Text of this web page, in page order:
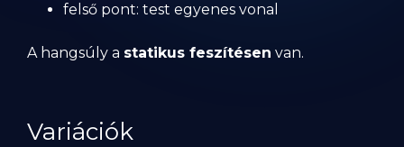
felső pont: test egyenes vonal
A hangsúly a statikus feszítésen van.
Variációk